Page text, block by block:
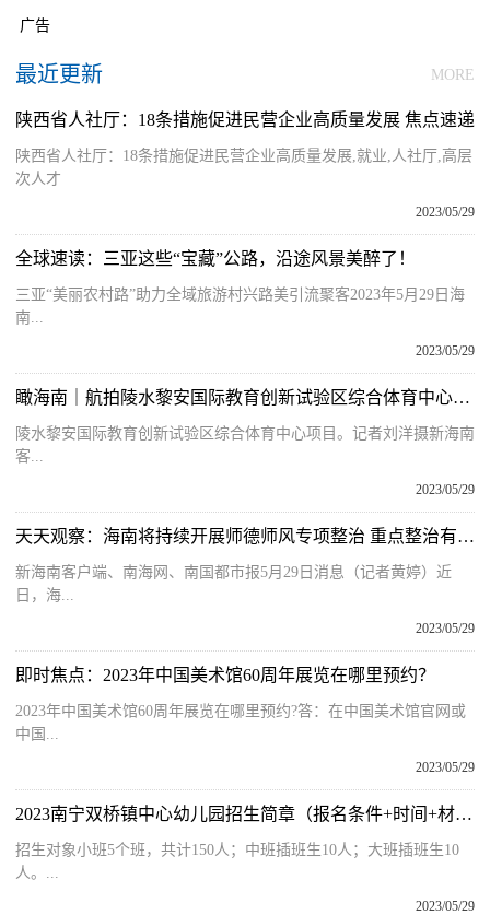
广告
最近更新 MORE
陕西省人社厅：18条措施促进民营企业高质量发展 焦点速递
陕西省人社厅：18条措施促进民营企业高质量发展,就业,人社厅,高层
次人才
2023/05/29
全球速读：三亚这些“宝藏”公路，沿途风景美醉了！
三亚“美丽农村路”助力全域旅游村兴路美引流聚客2023年5月29日海
南...
2023/05/29
瞰海南｜航拍陵水黎安国际教育创新试验区综合体育中心项目|快资讯
陵水黎安国际教育创新试验区综合体育中心项目。记者刘洋摄新海南
客...
2023/05/29
天天观察：海南将持续开展师德师风专项整治 重点整治有偿补课等行为
新海南客户端、南海网、南国都市报5月29日消息（记者黄婷）近
日，海...
2023/05/29
即时焦点：2023年中国美术馆60周年展览在哪里预约？
2023年中国美术馆60周年展览在哪里预约?答：在中国美术馆官网或
中国...
2023/05/29
2023南宁双桥镇中心幼儿园招生简章（报名条件+时间+材料）_天天视点
招生对象小班5个班，共计150人；中班插班生10人；大班插班生10
人。...
2023/05/29